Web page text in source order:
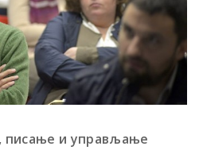
писање и управљање